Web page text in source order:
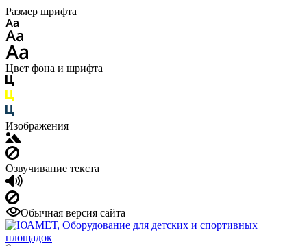
Размер шрифта
Цвет фона и шрифта
Изображения
Озвучивание текста
Обычная версия сайта